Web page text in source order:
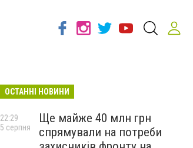
ОСТАННІ НОВИНИ
Ще майже 40 млн грн
спрямували на потреби
22:29
5 серпня